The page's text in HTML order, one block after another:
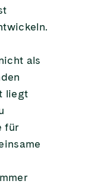
als
liegt
für